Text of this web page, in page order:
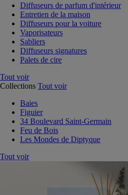
Diffuseurs de parfum d'intérieur
Entretien de la maison
Diffuseurs pour la voiture
Vaporisateurs
Sabliers
Diffuseurs signatures
Palets de cire
Tout voir
Collections Tout voir
Baies
Figuier
34 Boulevard Saint-Germain
Feu de Bois
Les Mondes de Diptyque
Tout voir